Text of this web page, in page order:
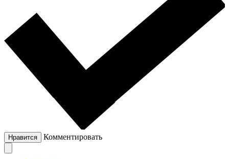
Нравится Комментировать